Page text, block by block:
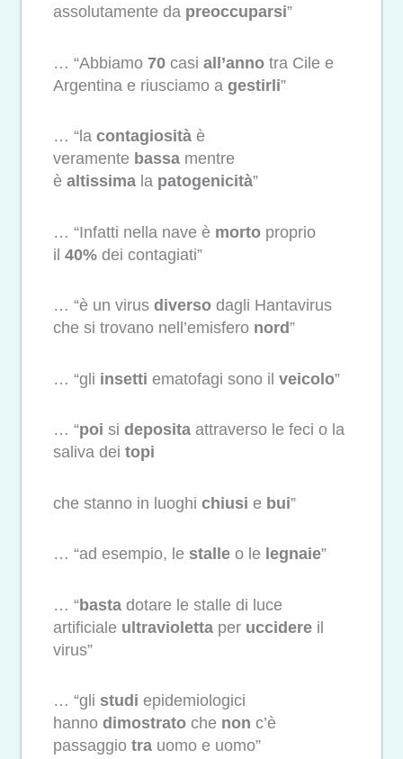
assolutamente da preoccuparsi”
… “Abbiamo 70 casi all’anno tra Cile e
Argentina e riusciamo a gestirli”
… “la contagiosità è
veramente bassa mentre
è altissima la patogenicità”
… “Infatti nella nave è morto proprio
il 40% dei contagiati”
… “è un virus diverso dagli Hantavirus
che si trovano nell’emisfero nord”
… “gli insetti ematofagi sono il veicolo”
… “poi si deposita attraverso le feci o la
saliva dei topi
che stanno in luoghi chiusi e bui”
… “ad esempio, le stalle o le legnaie”
… “basta dotare le stalle di luce
artificiale ultravioletta per uccidere il
virus”
… “gli studi epidemiologici
hanno dimostrato che non c’è
passaggio tra uomo e uomo”